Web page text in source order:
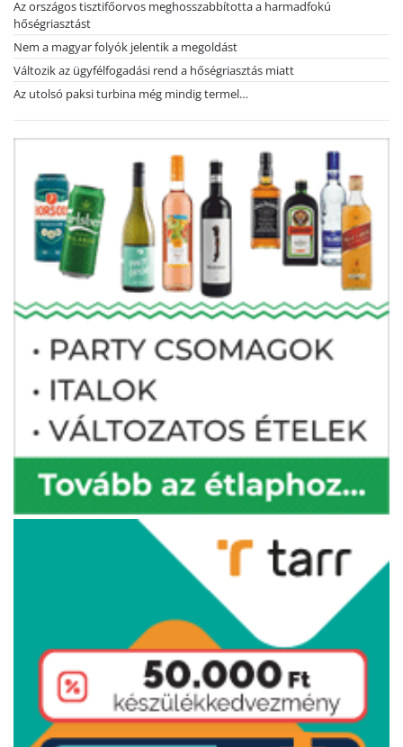
Az országos tisztifőorvos meghosszabbította a harmadfokú
hőségriasztást
Nem a magyar folyók jelentik a megoldást
Változik az ügyfélfogadási rend a hőségriasztás miatt
Az utolsó paksi turbina még mindig termel…